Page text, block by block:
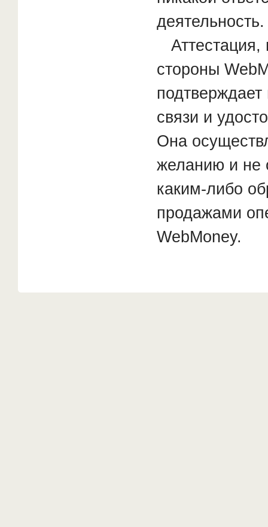
деятельность.
Аттестация,
стороны
связи и
Она
желанию и не
каким-либо
продажами
WebMoney.